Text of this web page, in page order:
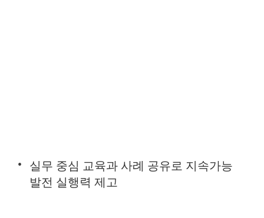
실무 중심 교육과 사례 공유로 지속가능
발전 실행력 제고